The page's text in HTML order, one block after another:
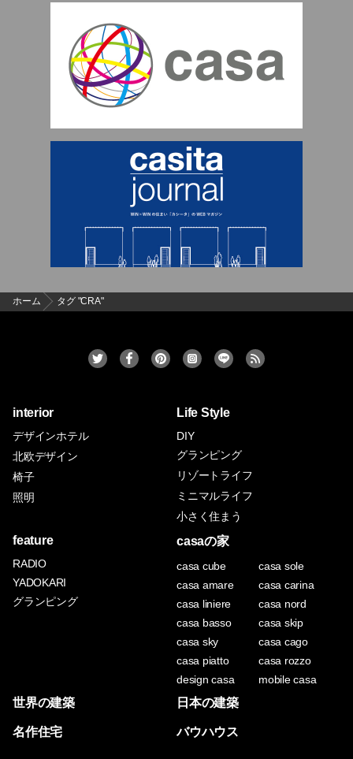
ホーム タグ "CRA"
interior
デザインホテル
北欧デザイン
椅子
照明
Life Style
DIY
グランピング
リゾートライフ
ミニマルライフ
小さく住まう
feature
RADIO
YADOKARI
グランピング
casaの家
casa cube
casa sole
casa amare
casa carina
casa liniere
casa nord
casa basso
casa skip
casa sky
casa cago
casa piatto
casa rozzo
design casa
mobile casa
世界の建築 日本の建築
名作住宅 バウハウス